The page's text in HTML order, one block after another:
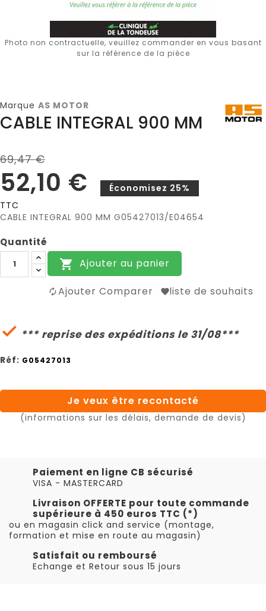
Photo non contractuelle, veuillez commander en vous basant
sur la référence de la pièce
Marque AS MOTOR
CABLE INTEGRAL 900 MM
69,47 €
52,10 €
Économisez 25%
TTC
CABLE INTEGRAL 900 MM G05427013/E04654
Quantité
 Ajouter au panier
Ajouter Comparer liste de souhaits
 *** reprise des expéditions le 31/08***
Réf: G05427013
Je veux être recontacté
(informations sur les délais, demande de devis)
Paiement en ligne CB sécurisé
VISA - MASTERCARD
Livraison OFFERTE pour toute commande
supérieure à 450 euros TTC (*)
ou en magasin click and service (montage,
formation et mise en route au magasin)
Satisfait ou remboursé
Echange et Retour sous 15 jours